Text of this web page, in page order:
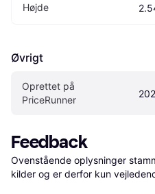
Højde
Øvrigt
Oprettet på
PriceRunner
Feedback
Ovenstående oplysninger
kilder og er derfor kun